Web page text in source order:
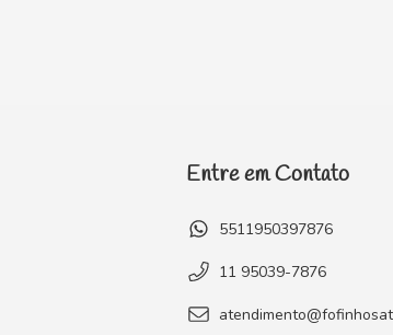
Entre em Contato
5511950397876
11 95039-7876